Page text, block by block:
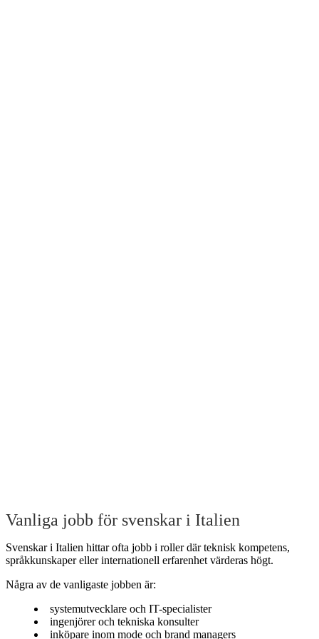
Vanliga jobb för svenskar i Italien
Svenskar i Italien hittar ofta jobb i roller där teknisk kompetens,
språkkunskaper eller internationell erfarenhet värderas högt.
Några av de vanligaste jobben är:
systemutvecklare och IT-specialister
ingenjörer och tekniska konsulter
inköpare inom mode och brand managers